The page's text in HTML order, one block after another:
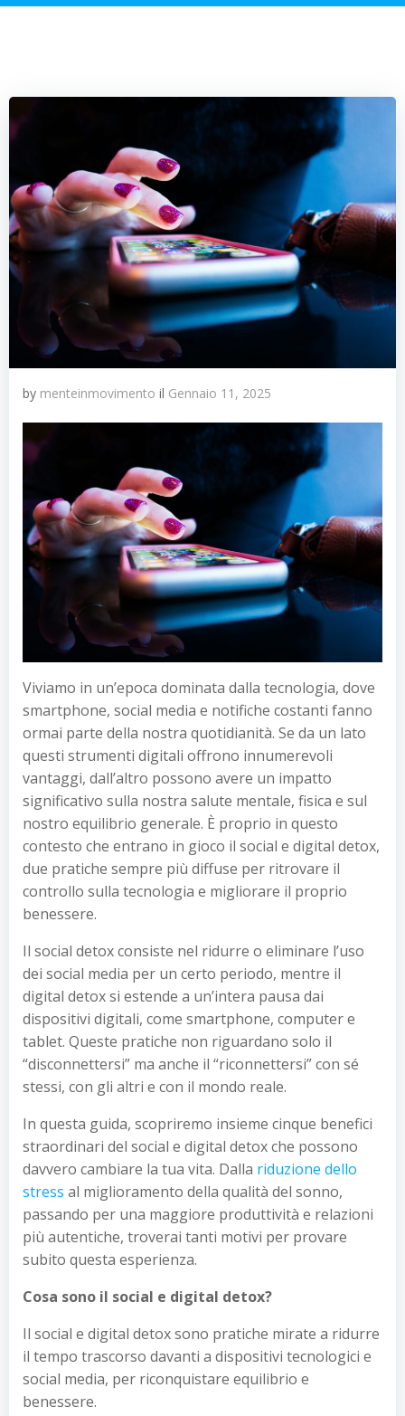
by menteinmovimento il Gennaio 11, 2025
Viviamo in un’epoca dominata dalla tecnologia, dove
smartphone, social media e notifiche costanti fanno
ormai parte della nostra quotidianità. Se da un lato
questi strumenti digitali offrono innumerevoli
vantaggi, dall’altro possono avere un impatto
significativo sulla nostra salute mentale, fisica e sul
nostro equilibrio generale. È proprio in questo
contesto che entrano in gioco il social e digital detox,
due pratiche sempre più diffuse per ritrovare il
controllo sulla tecnologia e migliorare il proprio
benessere.
Il social detox consiste nel ridurre o eliminare l’uso
dei social media per un certo periodo, mentre il
digital detox si estende a un’intera pausa dai
dispositivi digitali, come smartphone, computer e
tablet. Queste pratiche non riguardano solo il
“disconnettersi” ma anche il “riconnettersi” con sé
stessi, con gli altri e con il mondo reale.
In questa guida, scopriremo insieme cinque benefici
straordinari del social e digital detox che possono
davvero cambiare la tua vita. Dalla riduzione dello
stress al miglioramento della qualità del sonno,
passando per una maggiore produttività e relazioni
più autentiche, troverai tanti motivi per provare
subito questa esperienza.
Cosa sono il social e digital detox?
Il social e digital detox sono pratiche mirate a ridurre
il tempo trascorso davanti a dispositivi tecnologici e
social media, per riconquistare equilibrio e
benessere.